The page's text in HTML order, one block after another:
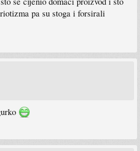
pa su stoga i forsirali